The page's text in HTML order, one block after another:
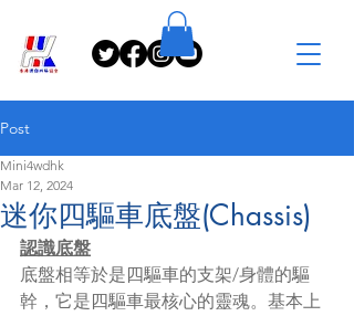
Post
迷你四驅車底盤(Chassis)
Mini4wdhk
Mar 12, 2024
認識底盤
底盤相等於是四驅車的支架/身體的驅
幹，它是四驅車最核心的靈魂。基本上